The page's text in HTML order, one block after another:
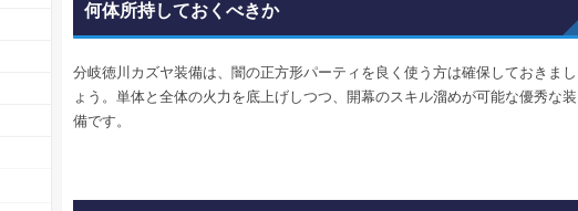
何体所持しておくべきか
分岐徳川カズヤ装備は、闇の正方形パーティを良く使う方は確保しておきまし
ょう。単体と全体の火力を底上げしつつ、開幕のスキル溜めが可能な優秀な装
備です。